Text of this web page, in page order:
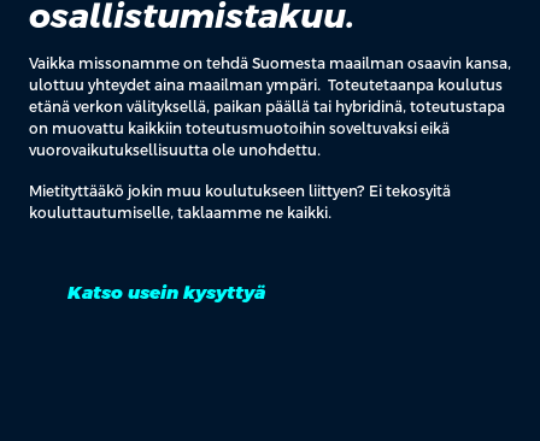
osallistumistakuu.
Vaikka missonamme on tehdä Suomesta maailman osaavin kansa,
ulottuu yhteydet aina maailman ympäri. Toteutetaanpa koulutus
etänä verkon välityksellä, paikan päällä tai hybridinä, toteutustapa
on muovattu kaikkiin toteutusmuotoihin soveltuvaksi eikä
vuorovaikutuksellisuutta ole unohdettu.
Mietityttääkö jokin muu koulutukseen liittyen? Ei tekosyitä
kouluttautumiselle, taklaamme ne kaikki.
Katso usein kysyttyä